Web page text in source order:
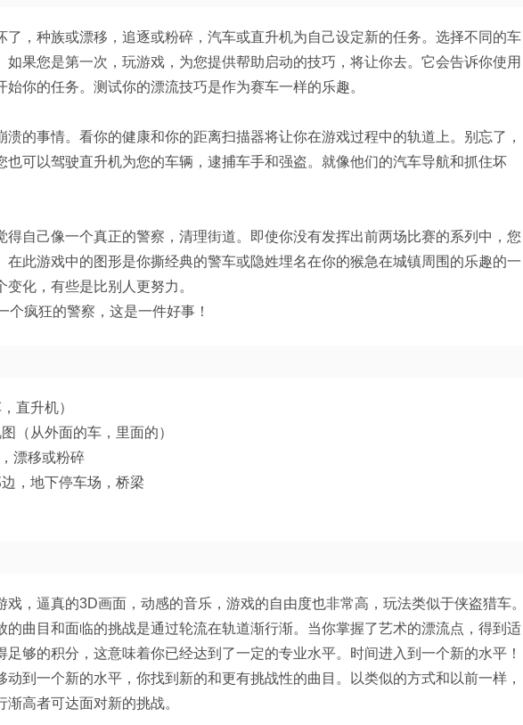
了，种族或漂移，追逐或粉碎，汽车或直升机为自己设定新的任务。选择不同的车
如果您是第一次，玩游戏，为您提供帮助启动的技巧，将让你去。它会告诉你使用
你的任务。测试你的漂流技巧是作为赛车一样的乐趣。
溃的事情。看你的健康和你的距离扫描器将让你在游戏过程中的轨道上。别忘了，
也可以驾驶直升机为您的车辆，逮捕车手和强盗。就像他们的汽车导航和抓住坏
得自己像一个真正的警察，清理街道。即使你没有发挥出前两场比赛的系列中，您
在此游戏中的图形是你撕经典的警车或隐姓埋名在你的猴急在城镇周围的乐趣的一
化，有些是比别人更努力。
个疯狂的警察，这是一件好事！
直升机）
（从外面的车，里面的）
漂移或粉碎
，地下停车场，桥梁
，逼真的3D画面，动感的音乐，游戏的自由度也非常高，玩法类似于侠盗猎车。
的曲目和面临的挑战是通过轮流在轨道渐行渐。当你掌握了艺术的漂流点，得到适
足够的积分，这意味着你已经达到了一定的专业水平。时间进入到一个新的水平！
动到一个新的水平，你找到新的和更有挑战性的曲目。以类似的方式和以前一样，
高者可达面对新的挑战。